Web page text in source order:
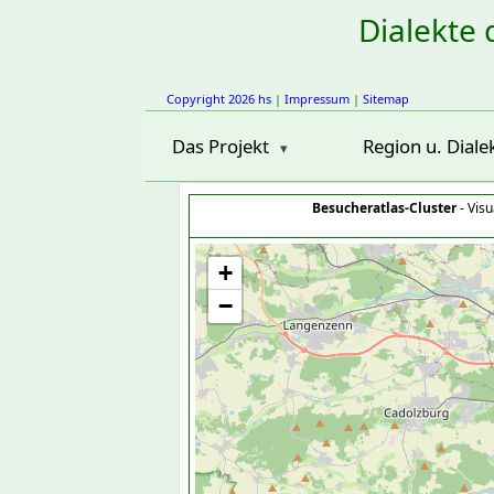
Dialekte
Copyright 2026 hs | Impressum | Sitemap
Das Projekt Region u.
Besucheratlas-Cluster-
+
−